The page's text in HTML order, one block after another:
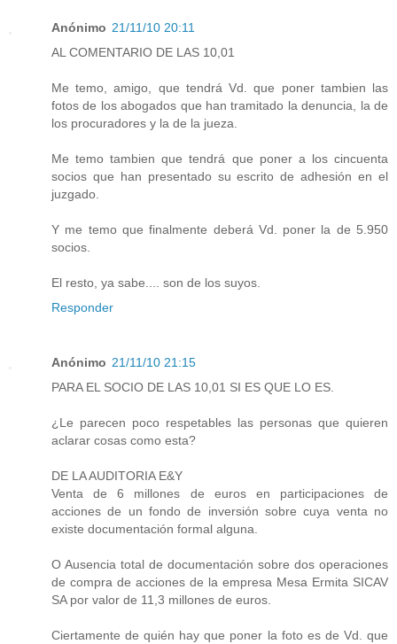
Anónimo 21/11/10 20:11
AL COMENTARIO DE LAS 10,01
Me temo, amigo, que tendrá Vd. que poner tambien las
fotos de los abogados que han tramitado la denuncia, la de
los procuradores y la de la jueza.
Me temo tambien que tendrá que poner a los cincuenta
socios que han presentado su escrito de adhesión en el
juzgado.
Y me temo que finalmente deberá Vd. poner la de 5.950
socios.
El resto, ya sabe.... son de los suyos.
Responder
Anónimo 21/11/10 21:15
PARA EL SOCIO DE LAS 10,01 SI ES QUE LO ES.
¿Le parecen poco respetables las personas que quieren
aclarar cosas como esta?
DE LA AUDITORIA E&Y
Venta de 6 millones de euros en participaciones de
acciones de un fondo de inversión sobre cuya venta no
existe documentación formal alguna.
O Ausencia total de documentación sobre dos operaciones
de compra de acciones de la empresa Mesa Ermita SICAV
SA por valor de 11,3 millones de euros.
Ciertamente de quién hay que poner la foto es de Vd. que